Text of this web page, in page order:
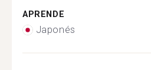
APRENDE
Japonés